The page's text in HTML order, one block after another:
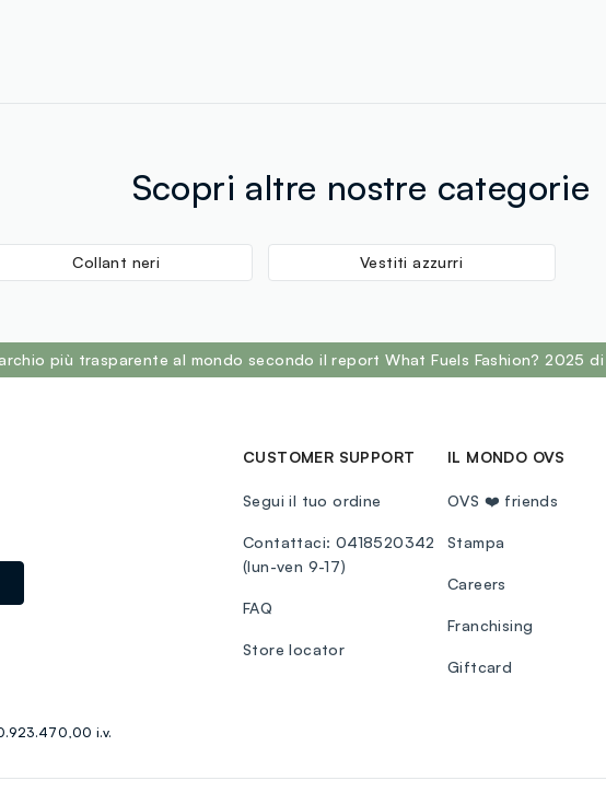
Scopri altre nostre categorie
Collant neri Vestiti azzurri
più trasparente al mondo secondo il report What Fuels Fashion? 2025 di
CUSTOMER SUPPORT
Segui il tuo ordine
Contattaci: 0418520342
(lun-ven 9-17)
FAQ
Store locator
IL MONDO OVS
OVS ❤️ friends
Stampa
Careers
Franchising
Giftcard
i.v.